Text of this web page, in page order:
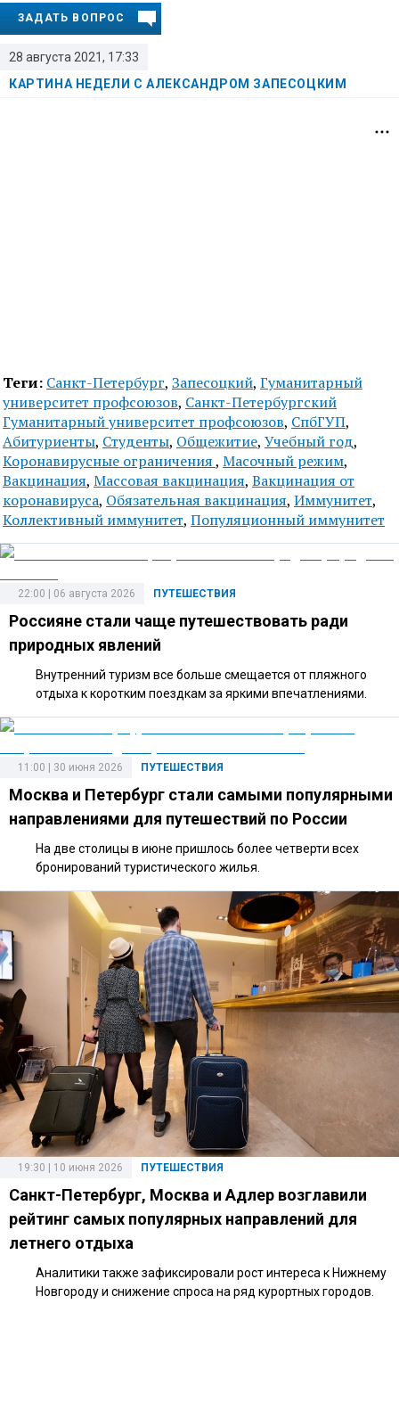
28 августа 2021, 17:33
КАРТИНА НЕДЕЛИ С АЛЕКСАНДРОМ ЗАПЕСОЦКИМ
ЗАДАТЬ ВОПРОС
Теги: Санкт-Петербург, Запесоцкий, Гуманитарный
университет профсоюзов, Санкт-Петербургский
Гуманитарный университет профсоюзов, СпбГУП,
Абитуриенты, Студенты, Общежитие, Учебный год,
Коронавирусные ограничения, Масочный режим,
Вакцинация, Массовая вакцинация, Вакцинация от
коронавируса, Обязательная вакцинация, Иммунитет,
Коллективный иммунитет, Популяционный иммунитет
ПУТЕШЕСТВИЯ
22:00 | 06 августа 2026
Россияне стали чаще путешествовать ради
природных явлений
Внутренний туризм все больше смещается от пляжного
отдыха к коротким поездкам за яркими впечатлениями.
ПУТЕШЕСТВИЯ
11:00 | 30 июня 2026
Москва и Петербург стали самыми популярными
направлениями для путешествий по России
На две столицы в июне пришлось более четверти всех
бронирований туристического жилья.
ПУТЕШЕСТВИЯ
19:30 | 10 июня 2026
Санкт-Петербург, Москва и Адлер возглавили
рейтинг самых популярных направлений для
летнего отдыха
Аналитики также зафиксировали рост интереса к Нижнему
Новгороду и снижение спроса на ряд курортных городов.